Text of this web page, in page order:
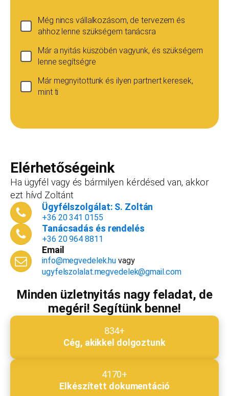
Még nincs vállalkozásom, de tervezem és
ahhoz lenne szükségem tanácsra
Már a nyitás küszöbén vagyunk, és szükségem
lenne segítségre
Már megnyitottunk és ilyen partnert keresek,
mint ti
vállalkozást, ezt az összeget le tudjuk vonni a
dokumentációk, engedélyek árából így végül
is, ha nyitsz valamit, a konzultáció díjmentes.
Telefonszám
Email cím*
Megjegyzés*
Elérhetőségeink
Ha ügyfél vagy és bármilyen kérdésed van, akkor
ezt hívd Zoltánt
Ügyfélszolgálat: S. Zoltán
+36 20 341 0155
Tanácsadás és rendelés
+36 20 964 8811
Email
info@megvedelek.hu vagy
ugyfelszolalat.megvedelek@gmail.com
Minden üzletnyitás nagy feladat, de
megéri! Segítünk benne!
834+
Cég, akikkel dolgoztunk
4170+
Elkészített dokumentáció